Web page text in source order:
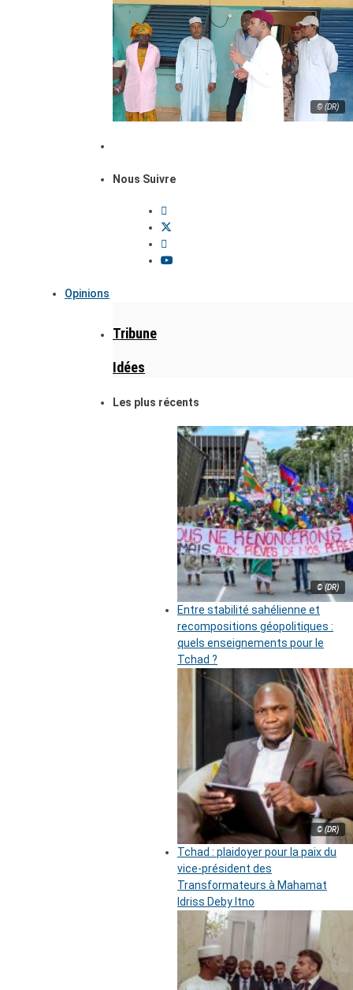
© (DR)
Nous Suivre
Opinions
Tribune
Idées
Les plus récents
© (DR)
Entre stabilité sahélienne et
recompositions géopolitiques :
quels enseignements pour le
Tchad ?
© (DR)
Tchad : plaidoyer pour la paix du
vice-président des
Transformateurs à Mahamat
Idriss Deby Itno